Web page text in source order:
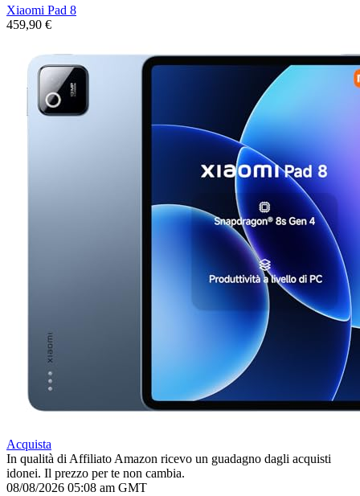
Xiaomi Pad 8
459,90 €
Acquista
In qualità di Affiliato Amazon ricevo un guadagno dagli acquisti
idonei. Il prezzo per te non cambia.
08/08/2026 05:08 am GMT